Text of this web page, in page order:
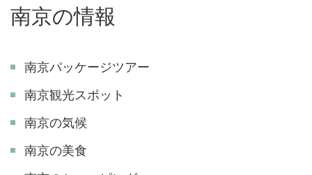
南京の情報
南京パッケージツアー
南京観光スポット
南京の気候
南京の美食